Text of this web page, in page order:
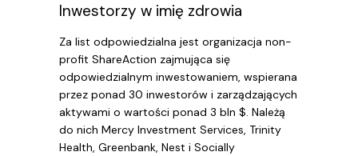
Inwestorzy w imię zdrowia
Za list odpowiedzialna jest organizacja non-
profit ShareAction zajmująca się
odpowiedzialnym inwestowaniem, wspierana
przez ponad 30 inwestorów i zarządzających
aktywami o wartości ponad 3 bln $. Należą
do nich Mercy Investment Services, Trinity
Health, Greenbank, Nest i Socially